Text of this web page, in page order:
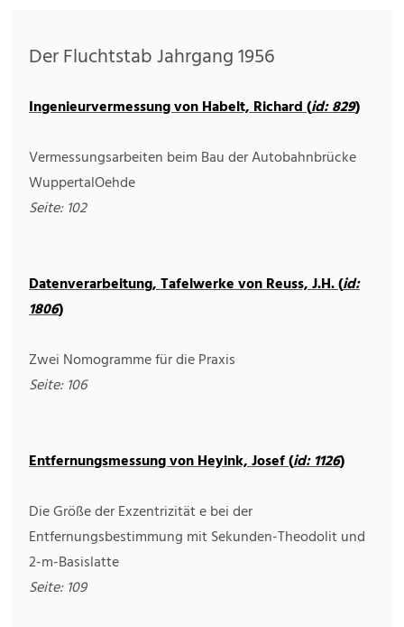
Der Fluchtstab Jahrgang 1956
Ingenieurvermessung von Habelt, Richard (id: 829)
Vermessungsarbeiten beim Bau der Autobahnbrücke
WuppertalOehde
Seite: 102
Datenverarbeitung, Tafelwerke von Reuss, J.H. (id:
1806)
Zwei Nomogramme für die Praxis
Seite: 106
Entfernungsmessung von Heyink, Josef (id: 1126)
Die Größe der Exzentrizität e bei der
Entfernungsbestimmung mit Sekunden-Theodolit und
2-m-Basislatte
Seite: 109